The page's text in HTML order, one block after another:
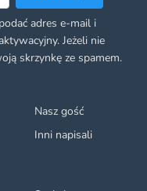
Nasz gość
Inni napisali
adres e-mail i
Jeżeli nie
skrzynkę ze spamem.